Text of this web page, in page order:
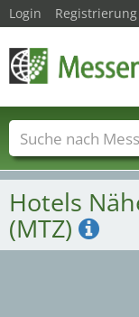
Hotels
(MTZ)
Login Registrierung
Messenamen